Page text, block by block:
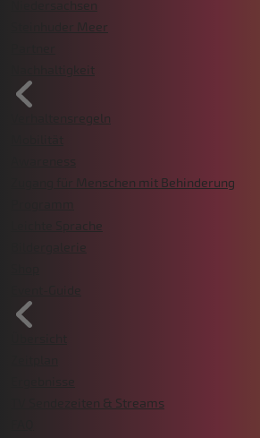
Niedersachsen
Steinhuder Meer
Nachhaltigkeit
Verhaltensregeln
Zugang für Menschen mit Behinderung
Leichte Sprache
Bildergalerie
TV Sendezeiten & Streams